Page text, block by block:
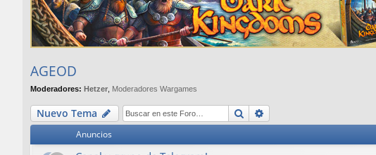
pi
do
AGEOD
Moderadores: Hetzer Moderadores Wargames
Nuevo Tema Buscar
Anuncios